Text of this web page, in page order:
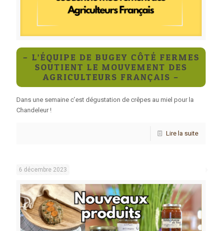
– L’ÉQUIPE DE BUGEY CÔTÉ FERMES
SOUTIENT LE MOUVEMENT DES
AGRICULTEURS FRANÇAIS –
Dans une semaine c’est dégustation de crêpes au miel pour la
Chandeleur !
Lire la suite
6 décembre 2023